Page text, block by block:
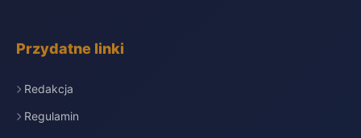
Przydatne linki
Redakcja
Regulamin